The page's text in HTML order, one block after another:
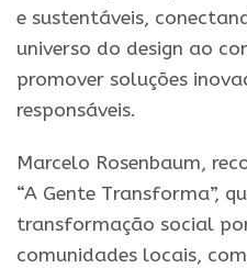
e sustentáveis,
universo do design ao
promover soluções
responsáveis.
Marcelo Rosenbaum,
“A Gente Transforma”,
transformação social
comunidades locais,